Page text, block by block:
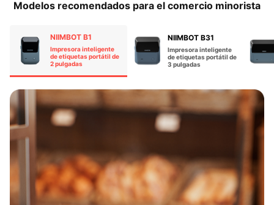
Modelos recomendados para el comercio minorista​
NIIMBOT B1
Impresora inteligente
de etiquetas portátil de
2 pulgadas​
NIIMBOT B31
Impresora inteligente
de etiquetas portátil de
3 pulgadas​